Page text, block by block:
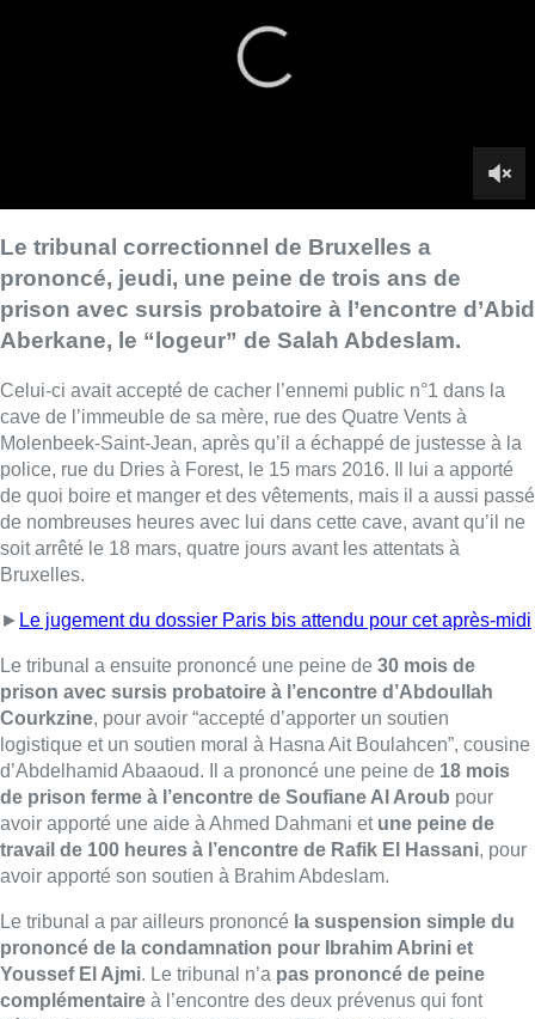
Celui-ci avait accepté de cacher l’ennemi public n°1 dans la
cave de l’immeuble de sa mère, rue des Quatre Vents à
police, rue du Dries à Forest, le 15 mars 2016. Il lui a apporté
de quoi boire et manger et des vêtements, mais il a aussi passé
de nombreuses heures avec lui dans cette cave, avant qu’il ne
Bruxelles.
Le jugement du dossier Paris bis attendu pour cet après-midi
Le tribunal a ensuite prononcé une peine de30 mois de
Courkzine, pour avoir “accepté d’apporter un soutien
logistique et un soutien moral à Hasna Ait Boulahcen”, cousine
d’Abdelhamid Abaaoud. Il a prononcé une peine de18 mois
de prison ferme à l’encontre de Soufiane Al Aroubpour
avoir apporté une aide à Ahmed Dahmani etune peine de
travail de 100 heures à l’encontre de Rafik El Hassani, pour
avoir apporté son soutien à Brahim Abdeslam.
prononcé de la condamnation pour Ibrahim Abrini et
. Le tribunal n’a
complémentaireà l’encontre des deux prévenus qui font
défaut, Sammy Djedou et Youssef Bazarouj, tous deux
présumés morts en Syrieet déjà condamnés par défaut par le
même tribunal dans d’autres dossiers de terrorisme.
Le tribunal aacquitté les prévenus Zakaria Jaffal, Ayoub
Bazarouj, Mohamed Rabhioui et Smail Farisi.Quant aux
deux derniers prévenus, poursuivis pour des infractions autres
que terroristes, le tribunal a prononcé, d’une part la suspension
simple du prononcé de la condamnation pour M.E.B., reconnue
coupable de faux, d’autre part une peine de 35 jours de prison
pour L.A., reconnu coupable d’infraction à la législation sur les
armes.